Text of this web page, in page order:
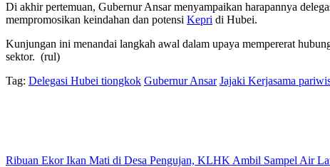
Di akhir pertemuan, Gubernur Ansar menyampaikan harapannya
mempromosikan keindahan dan potensi Kepri di Hubei.
Kunjungan ini menandai langkah awal dalam upaya mempererat
sektor. (rul)
Tag: Delegasi Hubei tiongkok Gubernur Ansar Jajaki Kerjasama
Ribuan Ekor Ikan Mati di Desa Pengujan, KLHK Ambil Sampel Air